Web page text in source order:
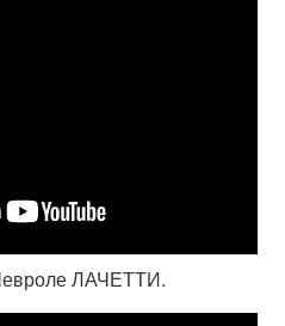
ЛАЧЕТТИ.